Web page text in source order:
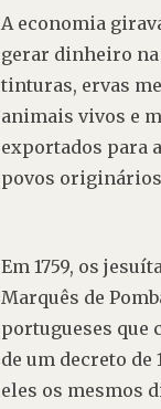
A economia
gerar dinheiro na
tinturas, ervas
animais vivos e
exportados para
povos
Em 1759, os
Marquês de
portugueses que
de um decreto de
eles os mesmos